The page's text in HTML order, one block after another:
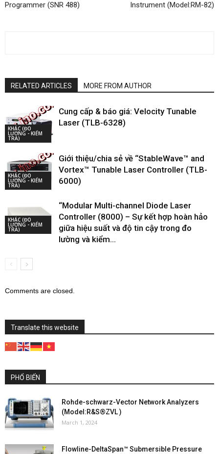
Programmer (SNR 488)
Instrument (Model:RM-82)
RELATED ARTICLES MORE FROM AUTHOR
KHÁC (ĐO
LƯỜNG - KIỂM
TRA)
Cung cấp & báo giá: Velocity Tunable
Laser (TLB-6328)
KHÁC (ĐO
LƯỜNG - KIỂM
TRA)
Giới thiệu/chia sẻ về “StableWave™ and
Vortex™ Tunable Laser Controller (TLB-
6000)
KHÁC (ĐO
LƯỜNG - KIỂM
TRA)
“Modular Multi-channel Diode Laser
Controller (8000) – Sự kết hợp hoàn hảo
giữa hiệu suất và độ tin cậy trong đo
lường và kiểm...
Comments are closed.
Translate this website
PHỔ BIẾN
Rohde-schwarz-Vector Network Analyzers
(Model:R&S®ZVL )
March 1, 2024
Flowline-DeltaSpan™ Submersible Pressure